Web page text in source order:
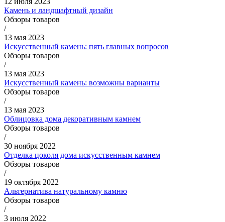
Камень и ландшафтный дизайн
Обзоры товаров
/
13 мая 2023
Искусственный камень: пять главных вопросов
Обзоры товаров
/
13 мая 2023
Искусственный камень: возможны варианты
Обзоры товаров
/
13 мая 2023
Облицовка дома декоративным камнем
Обзоры товаров
/
30 ноября 2022
Отделка цоколя дома искусственным камнем
Обзоры товаров
/
19 октября 2022
Альтернатива натуральному камню
Обзоры товаров
/
3 июля 2022